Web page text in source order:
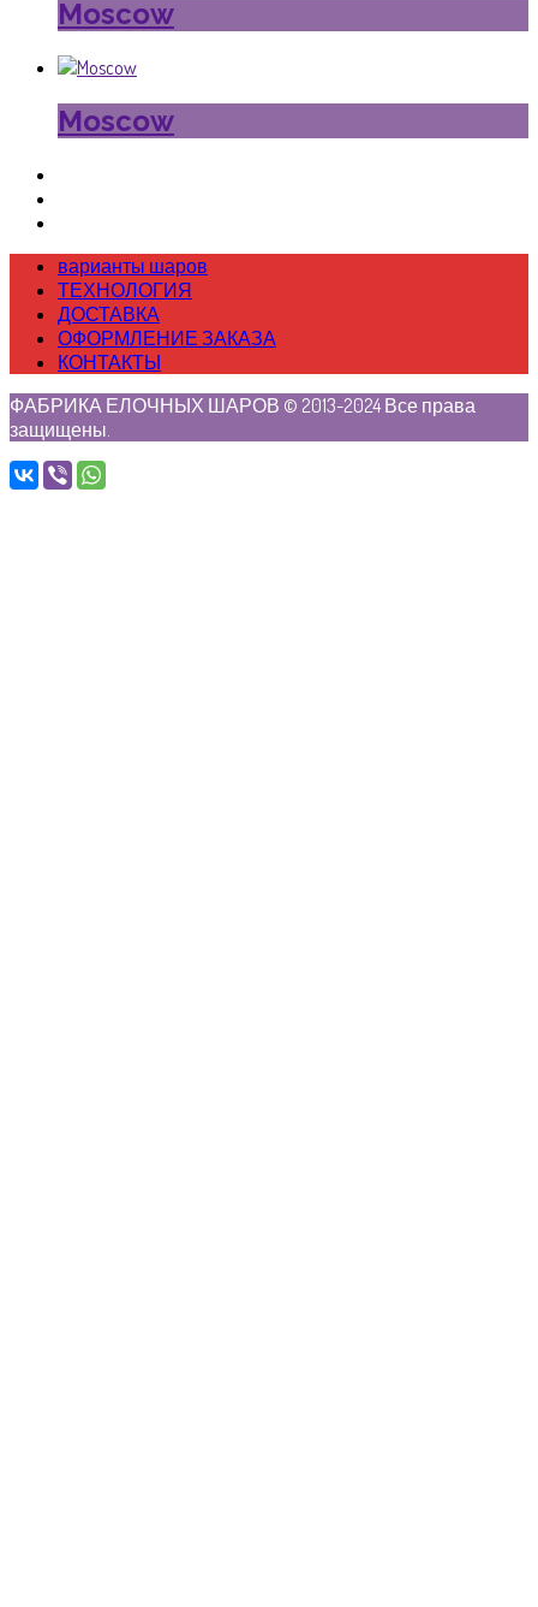
Moscow
Moscow
варианты шаров
ТЕХНОЛОГИЯ
ДОСТАВКА
ОФОРМЛЕНИЕ ЗАКАЗА
КОНТАКТЫ
ФАБРИКА ЕЛОЧНЫХ ШАРОВ © 2013-2024 Все права
защищены.